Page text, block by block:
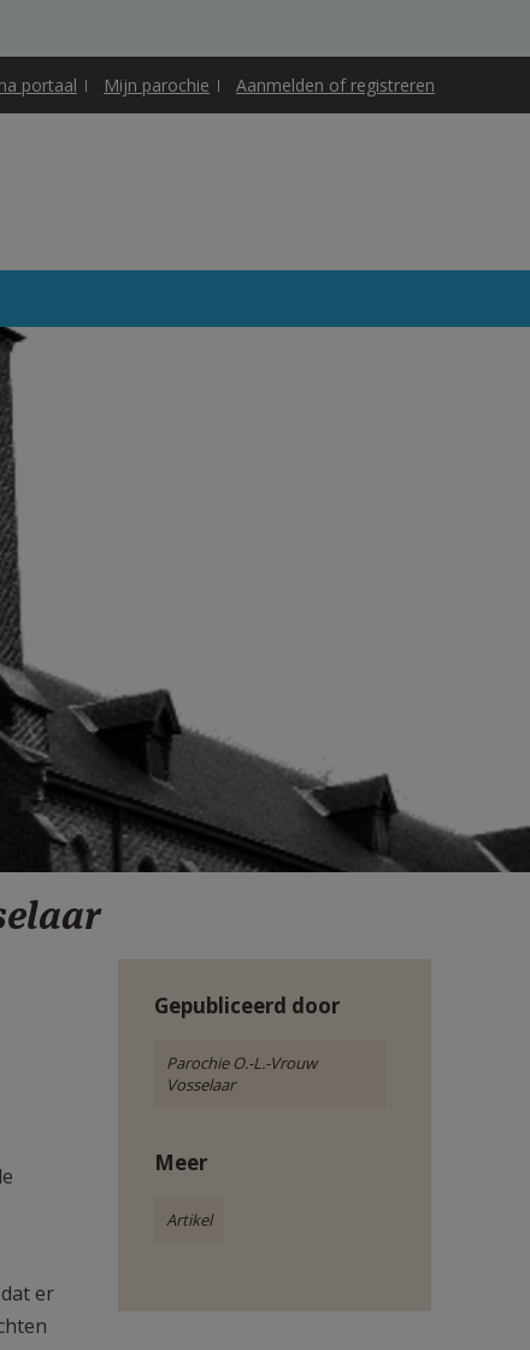
portaal Mijn parochie Aanmelden of registreren
er
Gepubliceerd door
Parochie O.-L.-Vrouw
Vosselaar
Meer
Artikel